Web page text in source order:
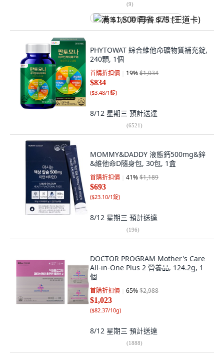
(9)
满 $1,500 再省 $75 (王道卡)
PHYTOWAT 綜合維他命礦物質補充錠,
240顆, 1個
首購折扣價 19%$1,034
$834
($3.48/1錠)
8/12 星期三 預計送達
(6521)
MOMMY&DADDY 液態鈣500mg&鋅
&維他命D隨身包, 30包, 1盒
首購折扣價 41%$1,189
$693
($23.10/1錠)
8/12 星期三 預計送達
(196)
DOCTOR PROGRAM Mother's Care
All-in-One Plus 2 營養品, 124.2g, 1
個
首購折扣價 65%$2,988
$1,023
($82.37/10g)
8/12 星期三 預計送達
(1888)